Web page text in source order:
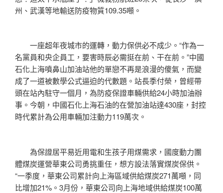
州、武漢等地輸送防疫物質109.35噸。
一座超年夜城市的運轉，動力保供必不成少。“作為一
名黨員和央企員工，要害時辰必需挺在前、干在前。”中國
石化上海噴鼻山加油站他的單戀不再是浪漫的傻氣，而變
成了一道被數學公式逼迫的代數題。站長季付榮，曾經帶
頭在站內駐守一個月，為防疫保證車輛供給24小時加油辦
事。今朝，中國石化上海石油的在營加油站達430座，封控
時代累計為公用車輛加注動力119萬次。
為保證居平易近用電和生孩子用煤需求，國度動力團
體煤炭運營華東公司勇挑重任，想方設法落實煤炭保供。
“一季度，華東公司累計向上海區域供給煤炭271萬噸，同
比增加21%。3月份，華東公司向上海地域供給煤炭100萬